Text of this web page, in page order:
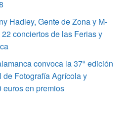
Hadley, Gente de Zona y M-
conciertos de las Ferias y
convoca la 37ª edición
Fotografía Agrícola y
euros en premios